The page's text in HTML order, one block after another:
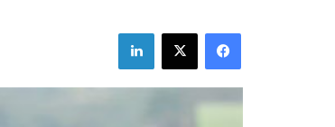
Facebook
X